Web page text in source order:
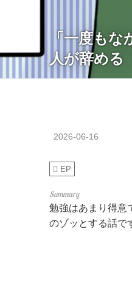
「一度も
人が辞める
2026-06-16
EP
勉強はあまり得意
のゾッとする話で